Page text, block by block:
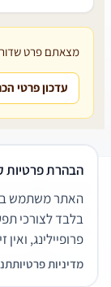
מצאתם פרט שדורש
עדכון פרטי
שירותים משפטיים
תנאי שימוש
© 2026 הפירמה. כל הזכויות שמורות.
הבהרת פרטיות
האתר משתמש
בלבד לצורכי
פרופיילינג,
מדיניות פרטיות